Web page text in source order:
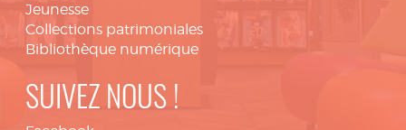
Jeunesse
Collections patrimoniales
Bibliothèque numérique
SUIVEZ NOUS !